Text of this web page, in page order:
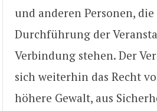
und anderen Personen,
Durchführung der
Verbindung stehen. Der
sich weiterhin das Recht
höhere Gewalt, aus